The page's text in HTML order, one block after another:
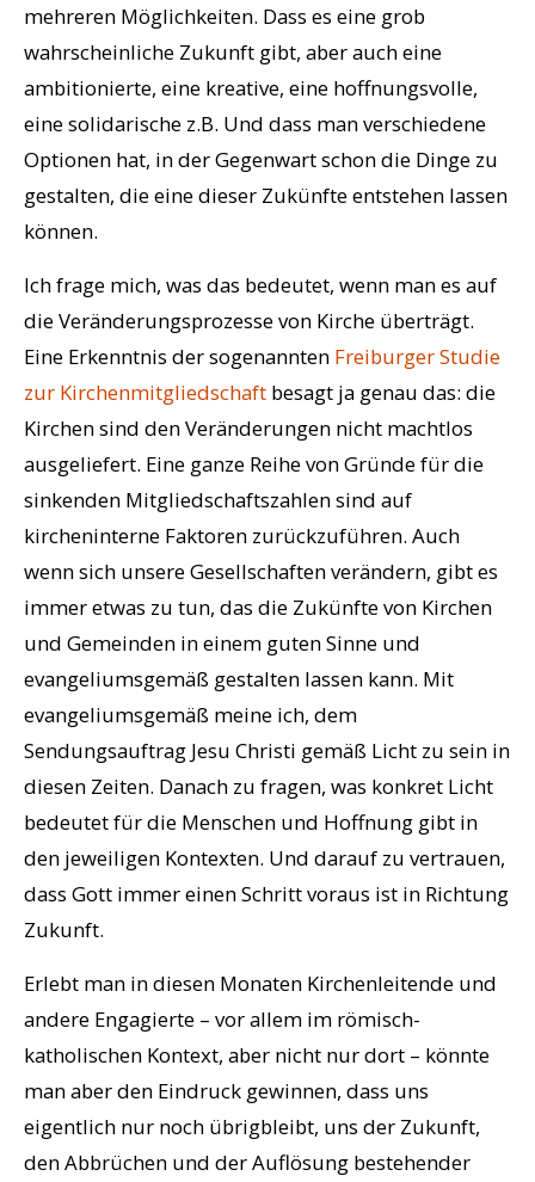
mehreren Möglichkeiten. Dass es eine grob
wahrscheinliche Zukunft gibt, aber auch eine
ambitionierte, eine kreative, eine hoffnungsvolle,
eine solidarische z.B. Und dass man verschiedene
Optionen hat, in der Gegenwart schon die Dinge zu
gestalten, die eine dieser Zukünfte entstehen lassen
können.
Ich frage mich, was das bedeutet, wenn man es auf
die Veränderungsprozesse von Kirche überträgt.
Eine Erkenntnis der sogenannten Freiburger Studie
zur Kirchenmitgliedschaft besagt ja genau das: die
Kirchen sind den Veränderungen nicht machtlos
ausgeliefert. Eine ganze Reihe von Gründe für die
sinkenden Mitgliedschaftszahlen sind auf
kircheninterne Faktoren zurückzuführen. Auch
wenn sich unsere Gesellschaften verändern, gibt es
immer etwas zu tun, das die Zukünfte von Kirchen
und Gemeinden in einem guten Sinne und
evangeliumsgemäß gestalten lassen kann. Mit
evangeliumsgemäß meine ich, dem
Sendungsauftrag Jesu Christi gemäß Licht zu sein in
diesen Zeiten. Danach zu fragen, was konkret Licht
bedeutet für die Menschen und Hoffnung gibt in
den jeweiligen Kontexten. Und darauf zu vertrauen,
dass Gott immer einen Schritt voraus ist in Richtung
Zukunft.
Erlebt man in diesen Monaten Kirchenleitende und
andere Engagierte – vor allem im römisch-
katholischen Kontext, aber nicht nur dort – könnte
man aber den Eindruck gewinnen, dass uns
eigentlich nur noch übrigbleibt, uns der Zukunft,
den Abbrüchen und der Auflösung bestehender